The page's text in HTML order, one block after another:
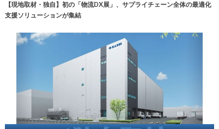
【現地取材・独自】初の「物流DX展」、サプライチェーン全体の最適化
支援ソリューションが集結